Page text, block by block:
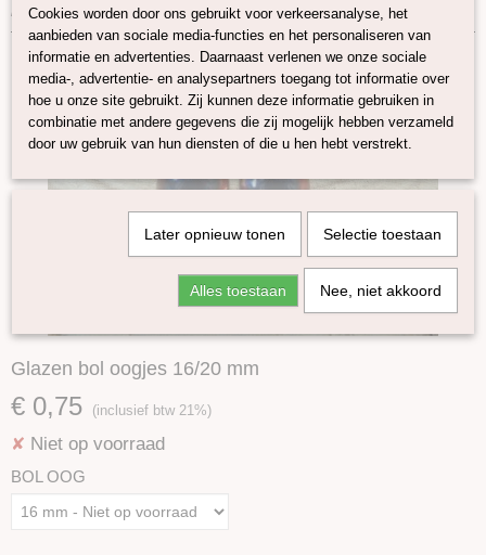
mm
Glazen bol oogjes 16/20 mm
€ 0,75 (inclusief btw 21%)
✘ Niet op voorraad
BOL OOG
Cookies worden door ons gebruikt voor verkeersanalyse, het
aanbieden van sociale media-functies en het personaliseren van
informatie en advertenties. Daarnaast verlenen we onze sociale
media-, advertentie- en analysepartners toegang tot informatie over
hoe u onze site gebruikt. Zij kunnen deze informatie gebruiken in
combinatie met andere gegevens die zij mogelijk hebben verzameld
door uw gebruik van hun diensten of die u hen hebt verstrekt.
Later opnieuw tonen Selectie toestaan
Alles toestaan Nee, niet akkoord